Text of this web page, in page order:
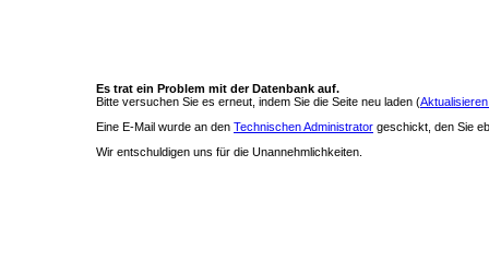
Es trat ein Problem mit der Datenbank auf.
Bitte versuchen Sie es erneut, indem Sie die Seite neu laden (
Eine E-Mail wurde an den Technischen Administrator geschickt, den Sie
Wir entschuldigen uns für die Unannehmlichkeiten.